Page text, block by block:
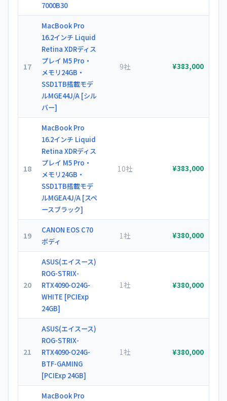
7000B30
17
MacBook Pro
16.2インチ Liquid
Retina XDRディス
プレイ M5 Pro・
メモリ24GB・
SSD1TB搭載モデ
ルMGE44J/A [シル
バー]
9社 ¥383,000
18
MacBook Pro
16.2インチ Liquid
Retina XDRディス
プレイ M5 Pro・
メモリ24GB・
SSD1TB搭載モデ
ルMGEA4J/A [スペ
ースブラック]
10社 ¥383,000
19
CANON EOS C70
ボディ
1社 ¥380,000
20
ASUS(エイスース)
ROG-STRIX-
RTX4090-O24G-
WHITE [PCIExp
24GB]
1社 ¥380,000
21
ASUS(エイスース)
ROG-STRIX-
RTX4090-O24G-
BTF-GAMING
[PCIExp 24GB]
1社 ¥380,000
MacBook Pro